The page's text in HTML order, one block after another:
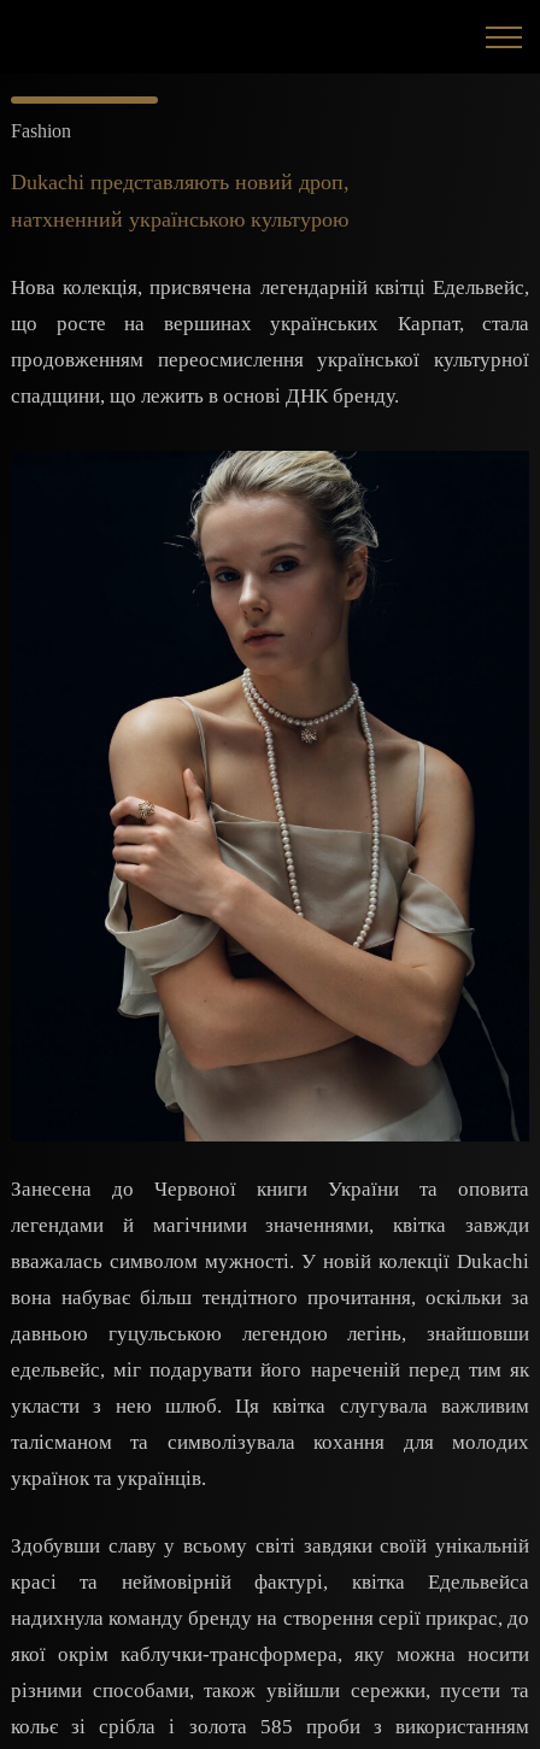
Fashion
Dukachі представляють новий дроп,
натхненний українською культурою
Нова колекція, присвячена легендарній квітці Едельвейс,
що росте на вершинах українських Карпат, стала
продовженням переосмислення української культурної
спадщини, що лежить в основі ДНК бренду.
Занесена до Червоної книги України та оповита
легендами й магічними значеннями, квітка завжди
вважалась символом мужності. У новій колекції Dukachi
вона набуває більш тендітного прочитання, оскільки за
давньою гуцульською легендою легінь, знайшовши
едельвейс, міг подарувати його нареченій перед тим як
укласти з нею шлюб. Ця квітка слугувала важливим
талісманом та символізувала кохання для молодих
українок та українців.
Здобувши славу у всьому світі завдяки своїй унікальній
красі та неймовірній фактурі, квітка Едельвейса
надихнула команду бренду на створення серії прикрас, до
якої окрім каблучки-трансформера, яку можна носити
різними способами, також увійшли сережки, пусети та
кольє зі срібла і золота 585 проби з використанням